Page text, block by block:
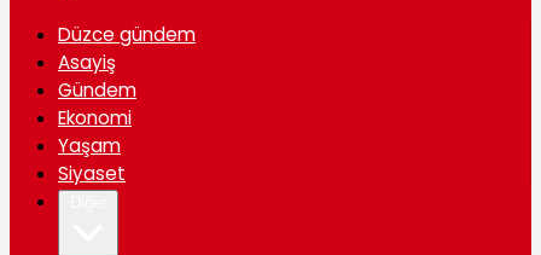
Düzce gündem
Asayiş
Gündem
Ekonomi
Yaşam
Siyaset